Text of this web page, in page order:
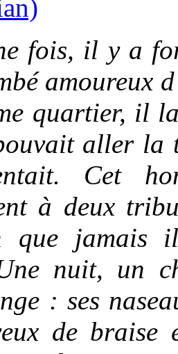
fois, il y a
amoureux
quartier, il
aller la
Cet
à deux
que jamais
nuit, un
: ses
de